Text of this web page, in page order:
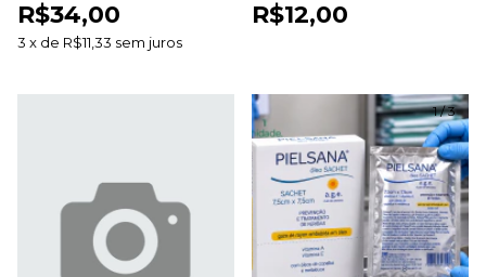
R$34,00
3 x de R$11,33 sem juros
R$12,00
1/3